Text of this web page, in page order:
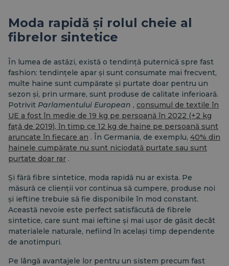
Moda rapidă și rolul cheie al
fibrelor sintetice
În lumea de astăzi, există o tendință puternică spre fast
fashion: tendințele apar și sunt consumate mai frecvent,
multe haine sunt cumpărate și purtate doar pentru un
sezon și, prin urmare, sunt produse de calitate inferioară.
Potrivit Parlamentului European , consumul de textile în
UE a fost în medie de 19 kg pe persoană în 2022 (+2 kg
față de 2019), în timp ce 12 kg de haine pe persoană sunt
aruncate în fiecare an . În Germania, de exemplu, 40% din
hainele cumpărate nu sunt niciodată purtate sau sunt
purtate doar rar .
Și fără fibre sintetice, moda rapidă nu ar exista. Pe
măsură ce clienții vor continua să cumpere, produse noi
și ieftine trebuie să fie disponibile în mod constant.
Această nevoie este perfect satisfăcută de fibrele
sintetice, care sunt mai ieftine și mai ușor de găsit decât
materialele naturale, nefiind în același timp dependente
de anotimpuri.
Pe lângă avantajele lor pentru un sistem precum fast